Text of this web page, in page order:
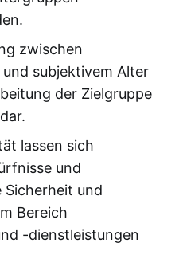
zwischen
subjektivem Alter
der Zielgruppe
lassen sich
und
und
Bereich
-dienstleistungen